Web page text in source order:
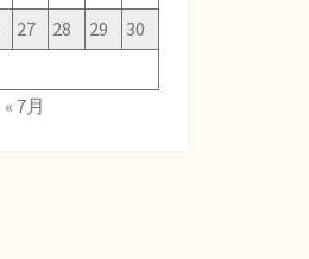
27 28 29
30
« 7月